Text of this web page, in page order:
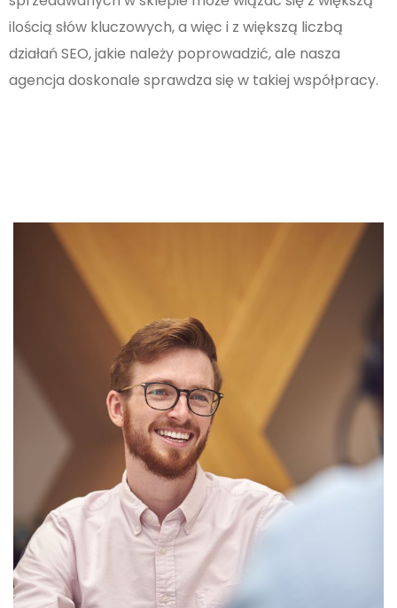
ilością słów kluczowych, a więc i z większą liczbą
działań SEO, jakie należy poprowadzić, ale nasza
agencja doskonale sprawdza się w takiej współpracy.